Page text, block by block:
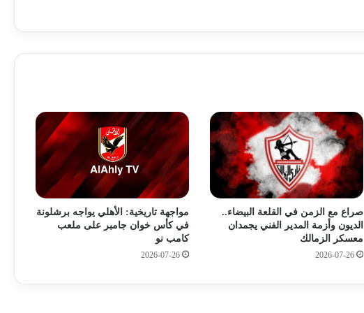
مع محمد صلاح؟
رسميًا.. الزمالك يتسلم أرض فرعه الجديد
بحدائق أكتوبر لبدء التنفيذ
أوجستين منصور يعود لحسابات الأهلي
مستغلاً ميزة اللاعب المحلي
ساخنة بين مبابي ورونالدو في ريال مدريد
ل
ي
و
م
و
ع
ي
ر
صراع مع الزمن في القلعة البيضاء..
الديون وأزمة المدير الفني يجمدان
معسكر الزمالك
2026-07-26
مواجهة تاريخية: الأهلي يواجه برشلونة
في كأس خوان جامبر على ملعب
كامب نو
2026-07-26